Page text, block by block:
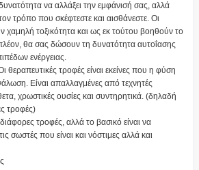
να αλλάξει την εμφάνισή σας, αλλά
τρόπο που σκέφτεστε και αισθάνεστε. Οι
χαμηλή τοξικότητα και ως εκ τούτου βοηθούν το
θα σας δώσουν τη δυνατότητα αυτοΐασης
ενέργειας.
θεραπευτικές τροφές είναι εκείνες που η φύση
Είναι απαλλαγμένες από τεχνητές
χρωστικές ουσίες και συντηρητικά. (δηλαδή
τροφές)
τροφές, αλλά το βασικό είναι να
σωστές που είναι και νόστιμες αλλά και